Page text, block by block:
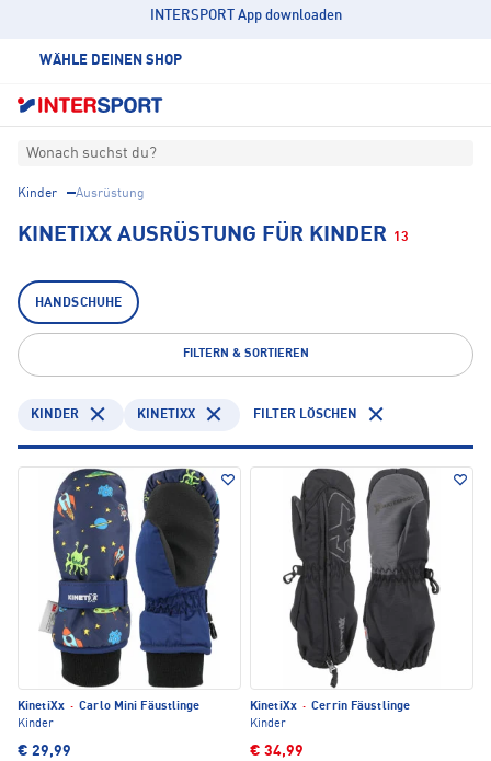
INTERSPORT App downloaden
WÄHLE DEINEN SHOP
Wonach suchst du?
Kinder Ausrüstung
KINETIXX AUSRÜSTUNG FÜR KINDER 13
HANDSCHUHE
FILTERN & SORTIEREN
KINDER KINETIXX FILTER LÖSCHEN
KinetiXx · Carlo Mini Fäustlinge
Kinder
€ 29,99
KinetiXx · Cerrin Fäustlinge
Kinder
€ 34,99